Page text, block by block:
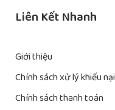
Liên Kết Nhanh
Giới thiệu
Chính sách xử lý khiếu nại
Chính sách thanh toán